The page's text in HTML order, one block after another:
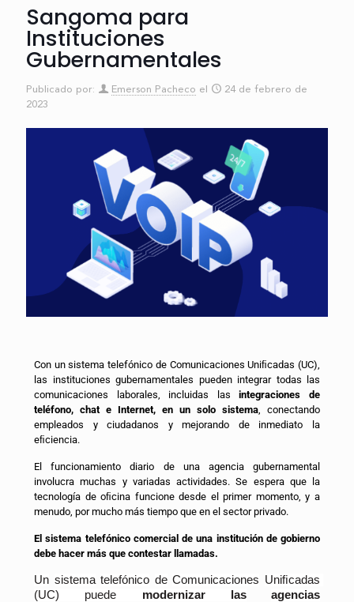
Sangoma para
Instituciones
Gubernamentales
Publicado por: Emerson Pacheco el
24 de febrero de
2023
Con un sistema telefónico de Comunicaciones Uniﬁcadas (UC),
las instituciones gubernamentales pueden integrar todas las
comunicaciones laborales, incluidas lasintegraciones de
teléfono, chat e Internet, en un solo sistema , conectando
empleados y ciudadanos y mejorando de inmediato la
eﬁciencia.
El funcionamiento diario de una agencia gubernamental
involucra muchas y variadas actividades. Se espera que la
tecnología de oﬁcina funcione desde el primer momento, y a
menudo, por mucho más tiempo que en el sector privado.
El sistema telefónico comercial de una institución de gobierno
debe hacer más que contestar llamadas.
Un sistema telefónico de Comunicaciones Uniﬁcadas
(UC) puede modernizar las
agencias